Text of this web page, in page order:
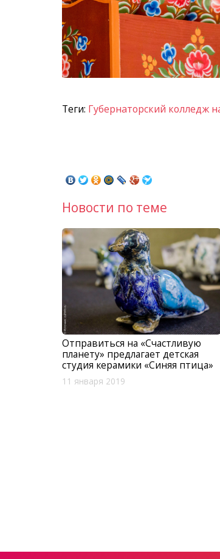
Теги: Губернаторский колледж
Новости по теме
Отправиться на «Счастливую
планету» предлагает детская
студия керамики «Синяя птица»
11 января 2019